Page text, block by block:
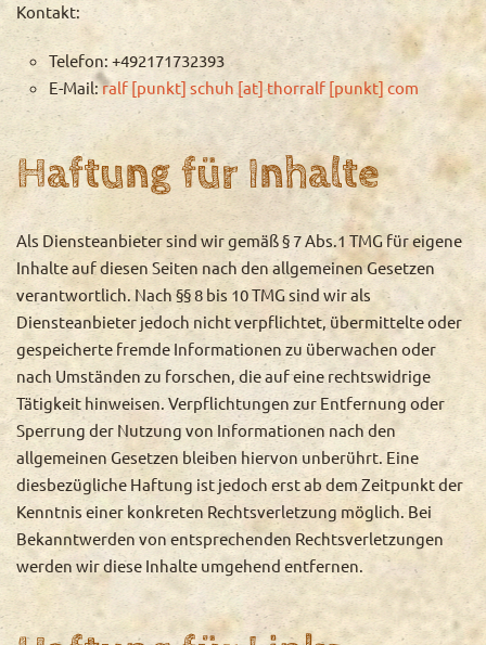
Kontakt:
Telefon: +492171732393
E-Mail:ralf [punkt] schuh [at] thorralf [punkt] com
Haftung für Inhalte
Als Diensteanbieter sind wir gemäß § 7 Abs.1 TMG für eigene
Inhalte auf diesen Seiten nach den allgemeinen Gesetzen
verantwortlich. Nach §§ 8 bis 10 TMG sind wir als
Diensteanbieter jedoch nicht verpflichtet, übermittelte oder
gespeicherte fremde Informationen zu überwachen oder
nach Umständen zu forschen, die auf eine rechtswidrige
Tätigkeit hinweisen. Verpflichtungen zur Entfernung oder
Sperrung der Nutzung von Informationen nach den
allgemeinen Gesetzen bleiben hiervon unberührt. Eine
diesbezügliche Haftung ist jedoch erst ab dem Zeitpunkt der
Kenntnis einer konkreten Rechtsverletzung möglich. Bei
Bekanntwerden von entsprechenden Rechtsverletzungen
werden wir diese Inhalte umgehend entfernen.